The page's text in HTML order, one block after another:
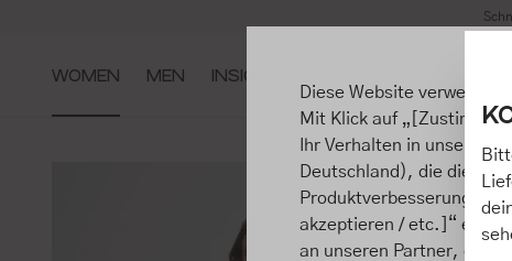
Zur Hauptnavigation springen
WOMEN MEN INSIGHTS
Diese Website
Mit Klick auf
Ihr Verhalten in unserem
Deutschland), die diese
Produktverbesserungen,
akzeptieren / etc.]“
an unseren Partner, die